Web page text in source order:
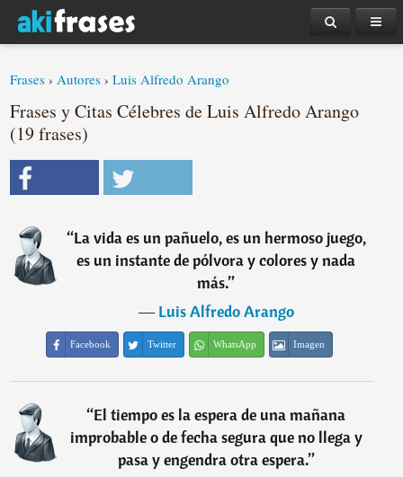
Frases ›Autores ›Luis Alfredo Arango
Frases y Citas Célebres de Luis Alfredo Arango
(19 frases)
“La vida es un pañuelo, es un hermoso juego,
es un instante de pólvora y colores y nada
más.”
―Luis Alfredo Arango
Facebook Twitter WhatsApp Imagen
“El tiempo es la espera de una mañana
improbable o de fecha segura que no llega y
pasa y engendra otra espera.”